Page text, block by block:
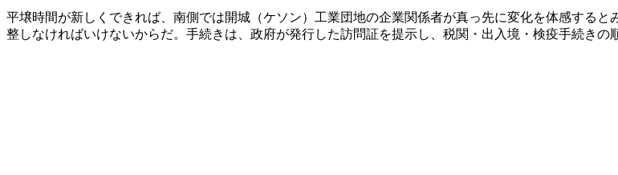
平壌時間が新しくできれば、南側では開城（ケソン）工業団地の企業関係者が真っ先に変化を体感する
整しなければいけないからだ。手続きは、政府が発行した訪問証を提示し、税関・出入境・検疫手続き